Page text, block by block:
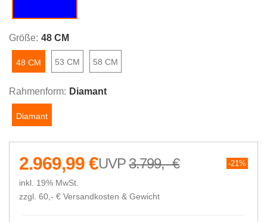
Größe: 48 CM
48 CM 53 CM 58 CM
Rahmenform: Diamant
Diamant
3.799,- € 21%
2.969,99 €
inkl. 19% MwSt.
zzgl. 60,- € Versandkosten & Gewicht